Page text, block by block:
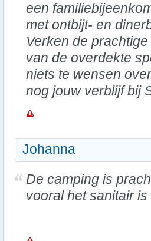
een
met ontbijt- en
Verken de
van de overdekte
niets te wensen
nog jouw verblijf bij
Johanna
De camping is
vooral het sanitair